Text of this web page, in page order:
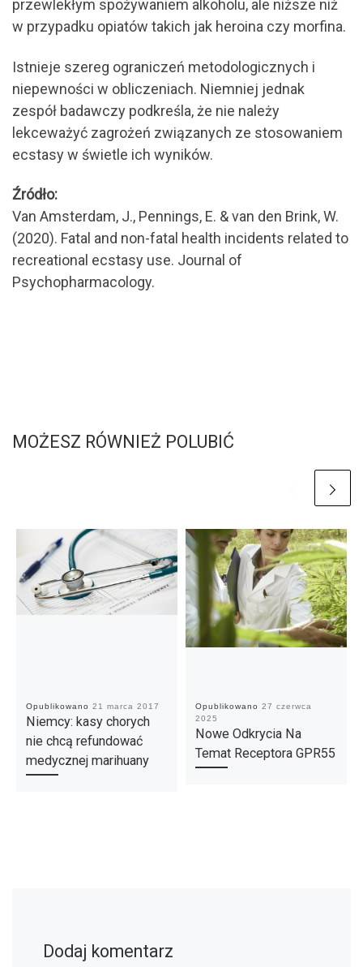
przewlekłym spożywaniem alkoholu, ale niższe niż
w przypadku opiatów takich jak heroina czy morfina.
Istnieje szereg ograniczeń metodologicznych i
niepewności w obliczeniach. Niemniej jednak
zespół badawczy podkreśla, że nie należy
lekceważyć zagrożeń związanych ze stosowaniem
ecstasy w świetle ich wyników.
Źródło:
Van Amsterdam, J., Pennings, E. & van den Brink, W.
(2020). Fatal and non-fatal health incidents related to
recreational ecstasy use. Journal of
Psychopharmacology.
MOŻESZ RÓWNIEŻ POLUBIĆ
Opublikowano 21 marca 2017
Niemcy: kasy chorych
nie chcą refundować
medycznej marihuany
Opublikowano 27 czerwca
2025
Nowe Odkrycia Na
Temat Receptora GPR55
Dodaj komentarz